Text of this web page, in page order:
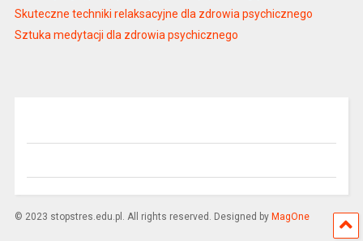
Skuteczne techniki relaksacyjne dla zdrowia psychicznego
Sztuka medytacji dla zdrowia psychicznego
© 2023 stopstres.edu.pl. All rights reserved. Designed by MagOne